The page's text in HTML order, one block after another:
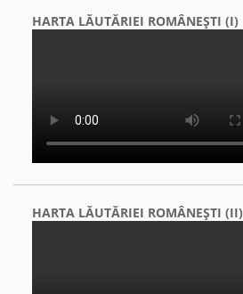
HARTA LĂUTĂRIEI ROMÂNEŞTI (I)
HARTA LĂUTĂRIEI ROMÂNEŞTI (II)